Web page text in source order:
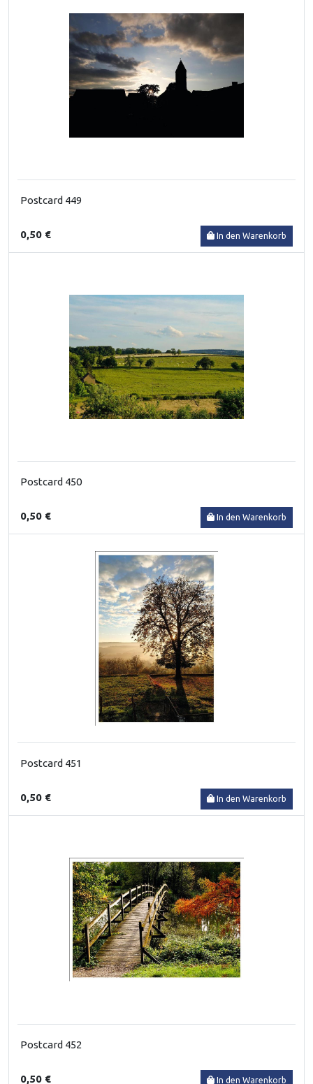
Postcard 449
0,50 € In den Warenkorb
Postcard 450
0,50 € In den Warenkorb
Postcard 451
0,50 € In den Warenkorb
Postcard 452
0,50 € In den Warenkorb